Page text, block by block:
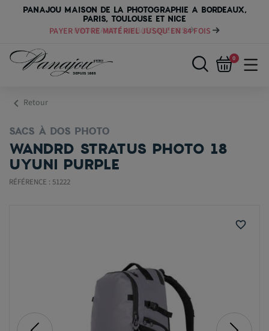
PANAJOU MAISON DE LA PHOTOGRAPHIE A BORDEAUX,
PARIS, TOULOUSE ET NICE
PAYER VOTRE MATÉRIEL JUSQU'EN 84 FOIS
0
chevron_left Retour
SACS À DOS PHOTO
WANDRD STRATUS PHOTO 18
UYUNI PURPLE
RÉFÉRENCE : 51222
favorite_border